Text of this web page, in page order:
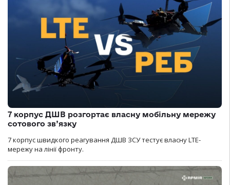
7 корпус ДШВ розгортає власну мобільну мережу
сотового зв’язку
7 корпус швидкого реагування ДШВ ЗСУ тестує власну LTE-
мережу на лінії фронту.